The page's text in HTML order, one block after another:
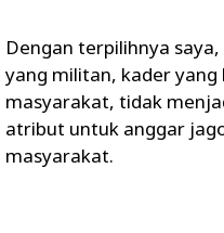
Dengan terpilihnya
yang militan, kader
masyarakat, tidak
atribut untuk anggar
masyarakat.